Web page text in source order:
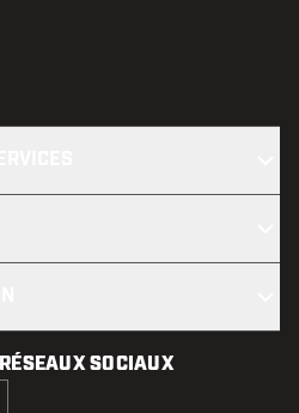
SOCIAUX